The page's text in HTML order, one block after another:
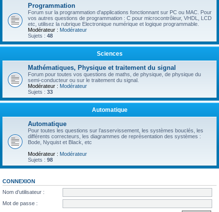
Programmation
Forum sur la programmation d'applications fonctionnant sur PC ou MAC. Pour
vos autres questions de programmation : C pour microcontrôleur, VHDL, LCD
etc, utilisez la rubrique Electronique numérique et logique programmable.
Modérateur : Modérateur
Sujets : 48
Sciences
Mathématiques, Physique et traitement du signal
Forum pour toutes vos questions de maths, de physique, de physique du
semi-conducteur ou sur le traitement du signal.
Modérateur : Modérateur
Sujets : 33
Automatique
Automatique
Pour toutes les questions sur l’asservissement, les systèmes bouclés, les
différents correcteurs, les diagrammes de représentation des systèmes :
Bode, Nyquist et Black, etc
Modérateur : Modérateur
Sujets : 98
CONNEXION
Nom d’utilisateur :
Mot de passe :